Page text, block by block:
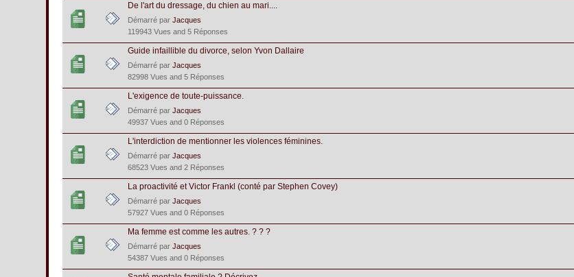
De l'art du dressage, du chien au mari....
Démarré parJacques
119943 Vues and 5 Réponses
Guide infaillible du divorce, selon Yvon Dallaire
Démarré parJacques
82998 Vues and 5 Réponses
L'exigence de toute-puissance.
Démarré parJacques
49937 Vues and 0 Réponses
L'interdiction de mentionner les violences féminines.
Démarré parJacques
68523 Vues and 2 Réponses
La proactivité et Victor Frankl (conté par Stephen Covey)
Démarré parJacques
57927 Vues and 0 Réponses
Ma femme est comme les autres. ? ? ?
Démarré parJacques
54387 Vues and 0 Réponses